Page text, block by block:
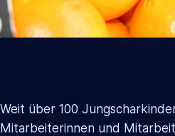
Weit über 100
Mitarbeiterinnen und